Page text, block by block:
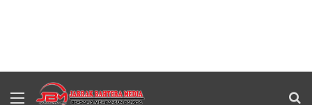
Menu